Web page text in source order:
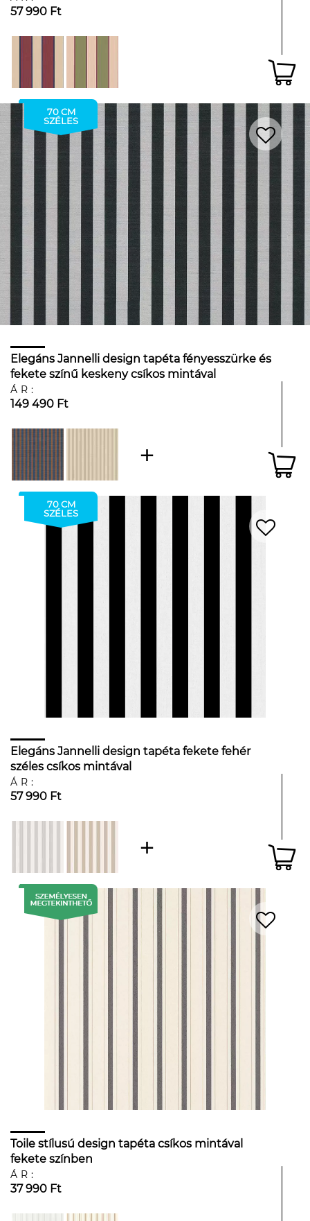
57 990 Ft
70 CM
SZÉLES
Elegáns Jannelli design tapéta fényesszürke és
fekete színű keskeny csíkos mintával
ÁR:
149 490 Ft
70 CM
SZÉLES
Elegáns Jannelli design tapéta fekete fehér
széles csíkos mintával
ÁR:
57 990 Ft
Toile stílusú design tapéta csíkos mintával
fekete színben
ÁR:
37 990 Ft